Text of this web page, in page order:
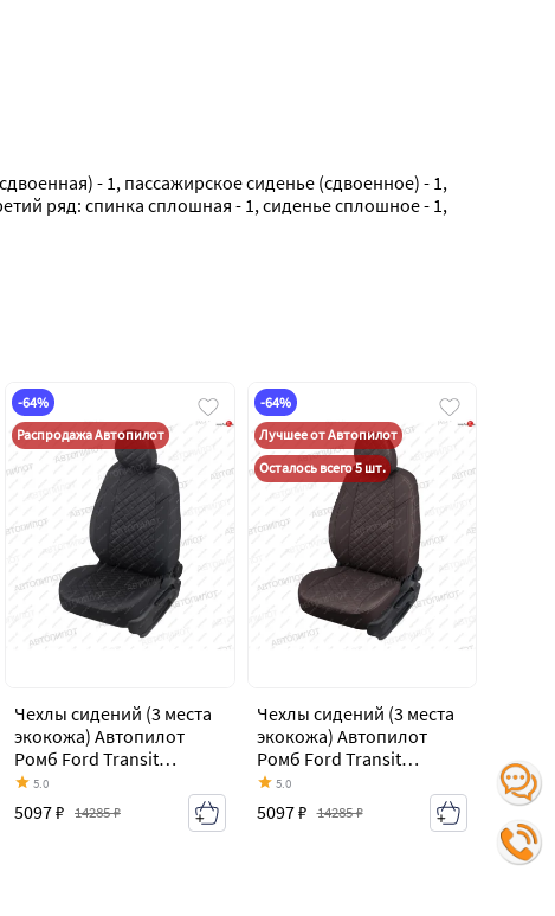
- 1, пассажирское сиденье (сдвоенное) - 1,
ряд: спинка сплошная - 1, сиденье сплошное - 1,
-64%
Распродажа Автопилот
Чехлы сидений (3 места
экокожа) Автопилот
Ромб Ford Transit
цельнометаллический
фургон (2006-2014)
5.0
5097 ₽ 14285 ₽
-64%
Лучшее от Автопилот
Осталось всего 5 шт.
Чехлы сидений (3 места
экокожа) Автопилот
Ромб Ford Transit
цельнометаллический
фургон (2006-2014)
5.0
5097 ₽ 14285 ₽